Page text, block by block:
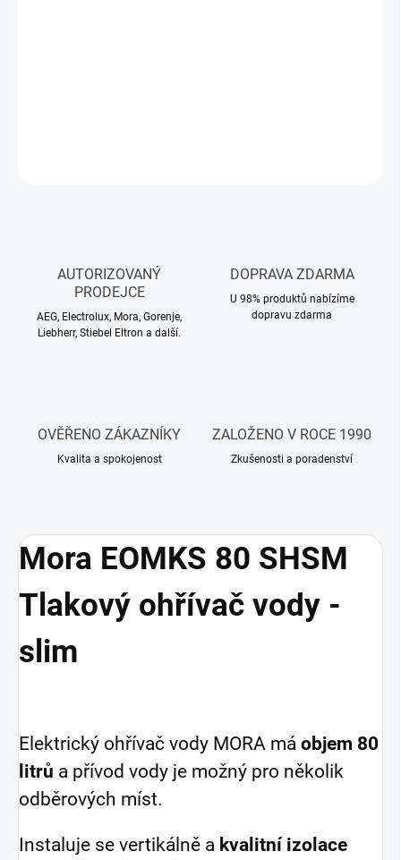
AUTORIZOVANÝ
PRODEJCE
AEG, Electrolux, Mora, Gorenje,
Liebherr, Stiebel Eltron a další.
DOPRAVA ZDARMA
U 98% produktů nabízíme
dopravu zdarma
OVĚŘENO ZÁKAZNÍKY
Kvalita a spokojenost
ZALOŽENO V ROCE 1990
Zkušenosti a poradenství
Mora EOMKS 80 SHSM
Tlakový ohřívač vody -
slim
Elektrický ohřívač vody MORA má objem 80
litrů a přívod vody je možný pro několik
odběrových míst.
Instaluje se vertikálně a kvalitní izolace